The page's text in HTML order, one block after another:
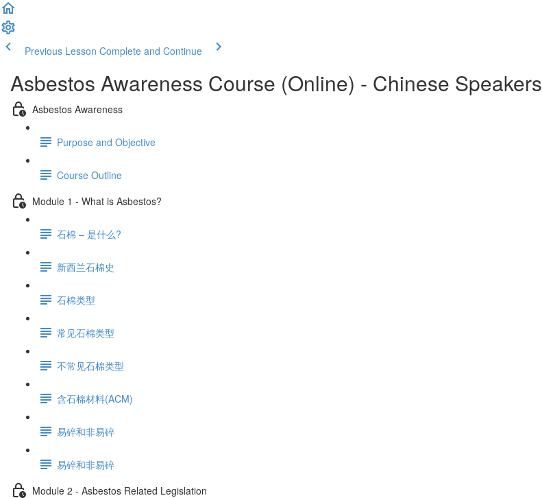
Previous Lesson Complete and Continue
Asbestos Awareness Course (Online) - Chinese Speakers
Asbestos Awareness
Purpose and Objective
Course Outline
Module 1 - What is Asbestos?
石棉 – 是什么?
新西兰石棉史
石棉类型
常见石棉类型
不常见石棉类型
含石棉材料(ACM)
易碎和非易碎
易碎和非易碎
Module 2 - Asbestos Related Legislation